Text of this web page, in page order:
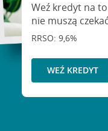
Weź kredyt na
nie muszą
RRSO: 9,6%
WEŹ KREDYT